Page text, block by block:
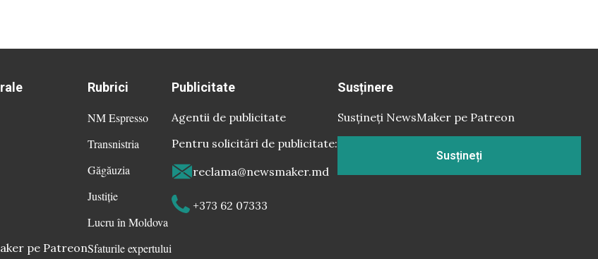
pe Patreon
Rubrici
NM Espresso
Transnistria
Găgăuzia
Justiție
Lucru în Moldova
Sfaturile expertului
Publicitate
Agentii de publicitate
Pentru solicitări de publicitate:
reclama@newsmaker.md
+373 62 07333
Susținere
Susțineți NewsMaker pe Patreon
Susțineți